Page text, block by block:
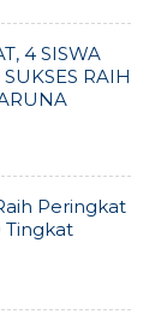
4 SISWA
RAIH
Peringkat
Tingkat